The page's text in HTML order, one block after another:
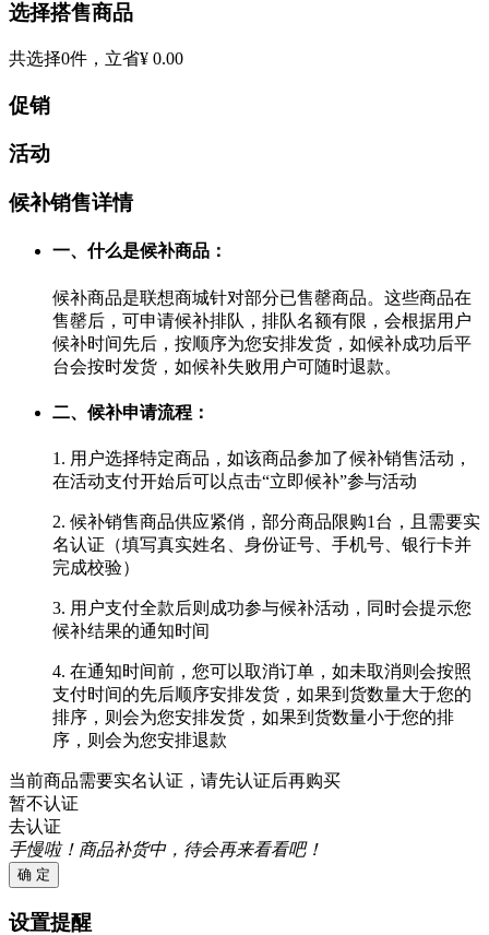
选择搭售商品
共选择0件，立省¥ 0.00
促销
活动
候补销售详情
一、什么是候补商品：
候补商品是联想商城针对部分已售罄商品。这些商品在
售罄后，可申请候补排队，排队名额有限，会根据用户
候补时间先后，按顺序为您安排发货，如候补成功后平
台会按时发货，如候补失败用户可随时退款。
二、候补申请流程：
1. 用户选择特定商品，如该商品参加了候补销售活动，
在活动支付开始后可以点击“立即候补”参与活动
2. 候补销售商品供应紧俏，部分商品限购1台，且需要实
名认证（填写真实姓名、身份证号、手机号、银行卡并
完成校验）
3. 用户支付全款后则成功参与候补活动，同时会提示您
候补结果的通知时间
4. 在通知时间前，您可以取消订单，如未取消则会按照
支付时间的先后顺序安排发货，如果到货数量大于您的
排序，则会为您安排发货，如果到货数量小于您的排
序，则会为您安排退款
当前商品需要实名认证，请先认证后再购买
暂不认证
去认证
手慢啦！商品补货中，待会再来看看吧！
确 定
设置提醒